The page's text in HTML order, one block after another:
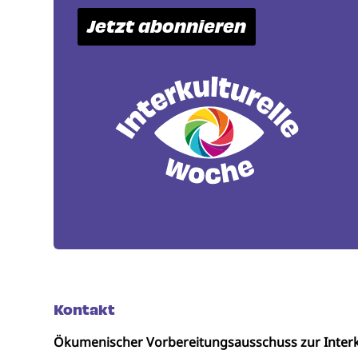
Jetzt abonnieren
Kontakt
Ökumenischer Vorbereitungsausschuss zur